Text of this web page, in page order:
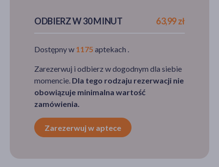
ODBIERZ W 30 MINUT 63,99 zł
Dostępny w 1175 aptekach .
Zarezerwuj i odbierz w dogodnym dla siebie
momencie. Dla tego rodzaju rezerwacji nie
obowiązuje minimalna wartość
zamówienia.
Zarezerwuj w aptece